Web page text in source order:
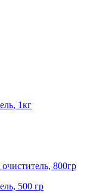
1кг
800гр
500 гр